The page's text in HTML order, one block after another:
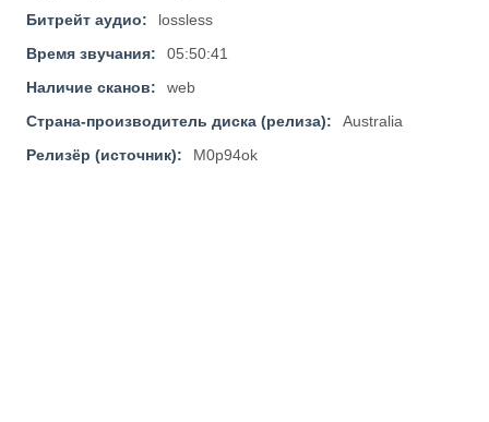
Битрейт аудио:
lossless
Время звучания:
05:50:41
Наличие сканов:
web
Страна-производитель диска (релиза):
Australia
Релизёр (источник):
M0p94ok